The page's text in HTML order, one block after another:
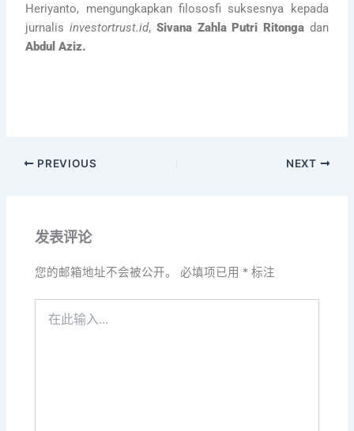
Heriyanto, mengungkapkan filososfi suksesnya kepada
jurnalisinvestortrust.id, Sivana Zahla Putri Ritonga dan
Abdul Aziz.
PREVIOUS NEXT
发表评论
您的邮箱地址不会被公开。 必填项已用 * 标注